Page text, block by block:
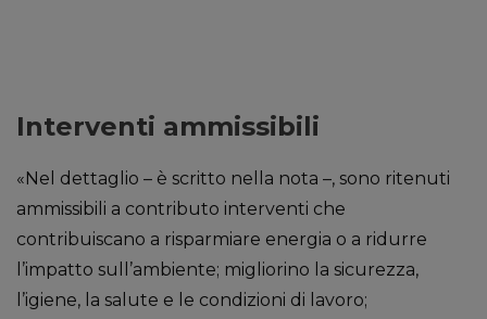
Interventi ammissibili
«Nel dettaglio – è scritto nella nota –, sono ritenuti
ammissibili a contributo interventi che
contribuiscano a risparmiare energia o a ridurre
l’impatto sull’ambiente; migliorino la sicurezza,
l’igiene, la salute e le condizioni di lavoro;